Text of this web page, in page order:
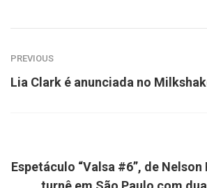
PREVIOUS
Lia Clark é anunciada no
Espetáculo “Valsa #6”, de